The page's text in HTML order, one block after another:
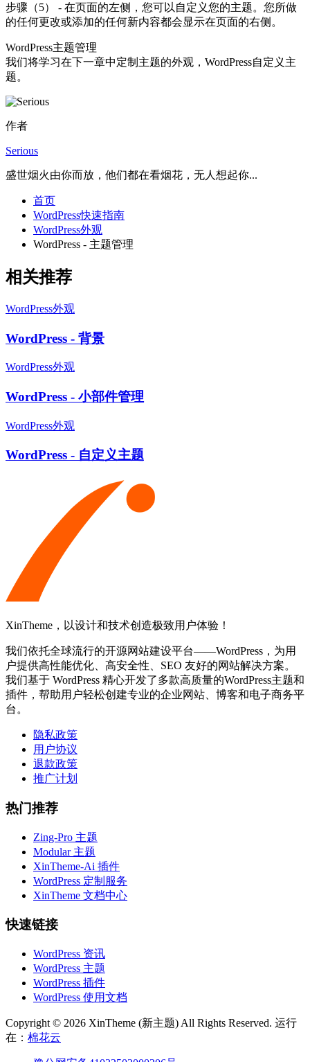
步骤（5） - 在页面的左侧，您可以自定义您的主题。您所做
的任何更改或添加的任何新内容都会显示在页面的右侧。
WordPress主题管理
我们将学习在下一章中定制主题的外观，WordPress自定义主
题。
作者
Serious
盛世烟火由你而放，他们都在看烟花，无人想起你...
首页
WordPress快速指南
WordPress外观
WordPress - 主题管理
相关推荐
WordPress外观
WordPress - 背景
WordPress外观
WordPress - 小部件管理
WordPress外观
WordPress - 自定义主题
XinTheme，以设计和技术创造极致用户体验！
我们依托全球流行的开源网站建设平台——WordPress，为用
户提供高性能优化、高安全性、SEO 友好的网站解决方案。
我们基于 WordPress 精心开发了多款高质量的WordPress主题和
插件，帮助用户轻松创建专业的企业网站、博客和电子商务平
台。
隐私政策
用户协议
退款政策
推广计划
热门推荐
Zing-Pro 主题
Modular 主题
XinTheme-Ai 插件
WordPress 定制服务
XinTheme 文档中心
快速链接
WordPress 资讯
WordPress 主题
WordPress 插件
WordPress 使用文档
Copyright © 2026 XinTheme (新主题) All Rights Reserved. 运行
在： 棉花云